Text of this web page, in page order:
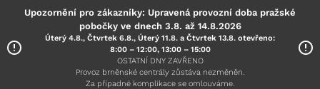
Upozornění pro zákazníky: Upravená provozní doba pražské
pobočky ve dnech 3.8. až 14.8.2026
Úterý 4.8., Čtvrtek 6.8., Úterý 11.8. a Čtvrtek 13.8. otevřeno:
8:00 – 12:00, 13:00 – 15:00
OSTATNÍ DNY ZAVŘENO
Provoz brněnské centrály zůstáva nezměněn.
Za případné komplikace se omlouváme.